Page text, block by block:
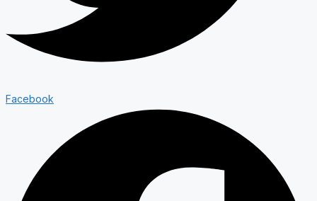
Facebook